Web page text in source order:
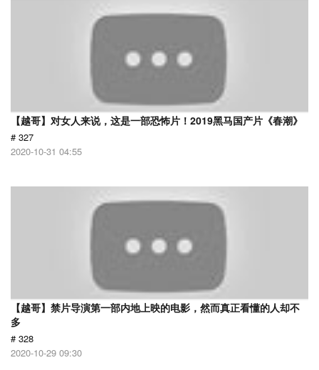
【越哥】对女人来说，这是一部恐怖片！2019黑马国产片《春潮》
# 327
2020-10-31 04:55
【越哥】禁片导演第一部内地上映的电影，然而真正看懂的人却不
多
# 328
2020-10-29 09:30